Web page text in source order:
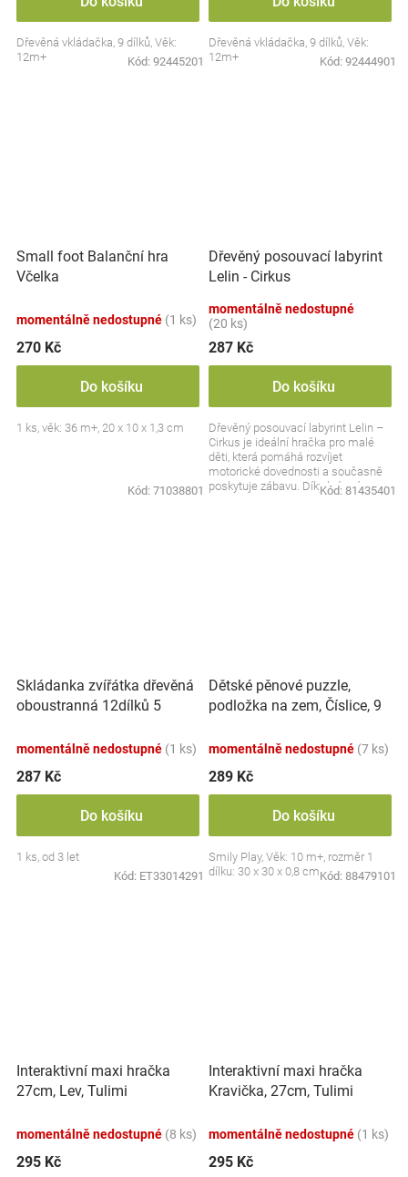
Dřevěná vkládačka, 9 dílků, Věk:
12m+
Kód: 92445201
Dřevěná vkládačka, 9 dílků, Věk:
12m+
Kód: 92444901
Small foot Balanční hra
Včelka
momentálně nedostupné (1 ks)
270 Kč
Do košíku
1 ks, věk: 36 m+, 20 x 10 x 1,3 cm
Kód: 71038801
Dřevěný posouvací labyrint
Lelin - Cirkus
momentálně nedostupné
(20 ks)
287 Kč
Do košíku
Dřevěný posouvací labyrint Lelin –
Cirkus je ideální hračka pro malé
děti, která pomáhá rozvíjet
motorické dovednosti a současně
poskytuje zábavu. Díky krásnému
Kód: 81435401
Skládanka zvířátka dřevěná
oboustranná 12dílků 5
17x12x1,5cm
momentálně nedostupné (1 ks)
287 Kč
Do košíku
1 ks, od 3 let
Kód: ET33014291
Dětské pěnové puzzle,
podložka na zem, Číslice, 9
momentálně nedostupné (7 ks)
289 Kč
Do košíku
Smily Play, Věk: 10 m+, rozměr 1
dílku: 30 x 30 x 0,8 cmKód: 88479101
Interaktivní maxi hračka
27cm, Lev, Tulimi
momentálně nedostupné (8 ks)
295 Kč
Interaktivní maxi hračka
Kravička, 27cm, Tulimi
momentálně nedostupné (1 ks)
295 Kč